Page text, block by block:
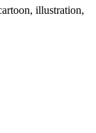
illustration,